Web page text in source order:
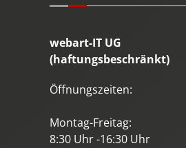
webart-IT UG
(haftungsbeschränkt)
Öffnungszeiten:
Montag-Freitag:
8:30 Uhr -16:30 Uhr